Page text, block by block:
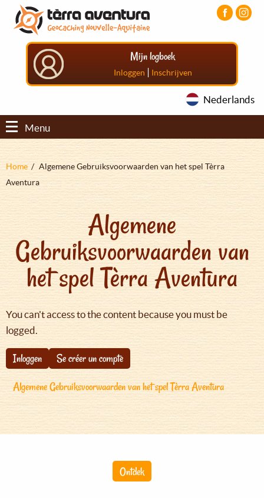
Overslaan
naar
Aller
menu
principal
Aller
pied
Mijn logboek
Inloggen | Inschrijven
Nederlands
Menu
Kruimelpad
Home
Algemene Gebruiksvoorwaarden van het spel Tèrra
Aventura
Algemene
Gebruiksvoorwaarden van
het spel Tèrra Aventura
You can't access to the content because you must be
logged.
Inloggen
Se créer un compte
Algemene Gebruiksvoorwaarden van het spel Tèrra Aventura
Ontdek